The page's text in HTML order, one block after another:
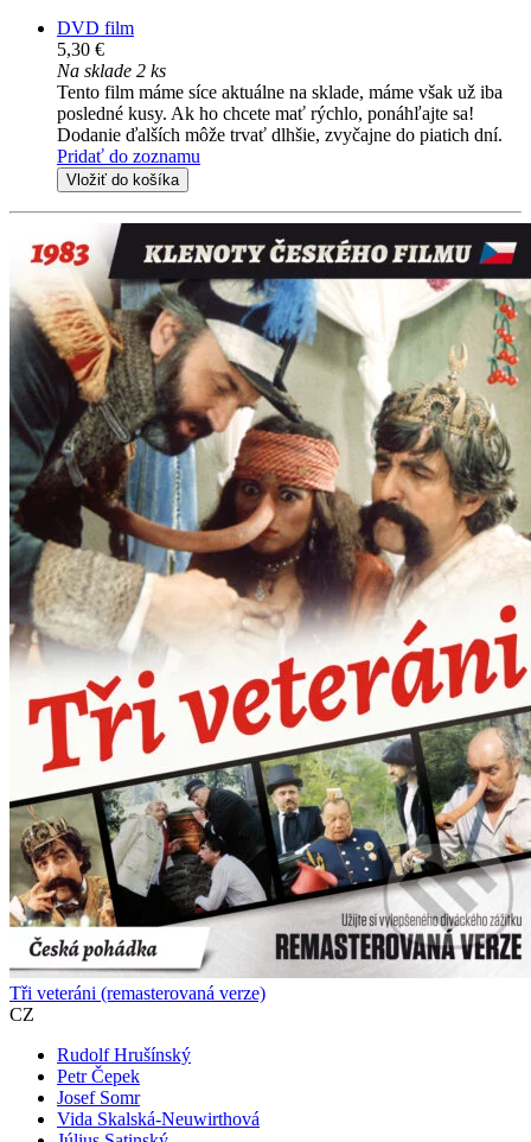
DVD film
5,30 €
Na sklade 2 ks
Tento film máme síce aktuálne na sklade, máme však už iba
posledné kusy. Ak ho chcete mať rýchlo, ponáhľajte sa!
Dodanie ďalších môže trvať dlhšie, zvyčajne do piatich dní.
Pridať do zoznamu
Vložiť do košíka
Tři veteráni (remasterovaná verze)
CZ
Rudolf Hrušínský
Petr Čepek
Josef Somr
Vida Skalská-Neuwirthová